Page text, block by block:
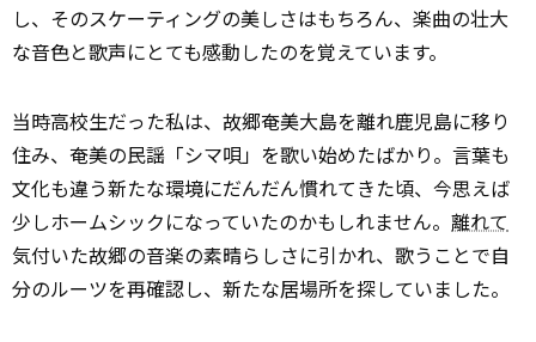
し、そのスケーティングの美しさはもちろん、楽曲の壮大
な音色と歌声にとても感動したのを覚えています。
当時高校生だった私は、故郷奄美大島を離れ鹿児島に移り
住み、奄美の民謡「シマ唄」を歌い始めたばかり。言葉も
文化も違う新たな環境にだんだん慣れてきた頃、今思えば
少しホームシックになっていたのかもしれません。 離れて
気付いた故郷の音楽の素晴らしさに引かれ、歌うことで自
分のルーツを再確認し、新たな居場所を探していました。